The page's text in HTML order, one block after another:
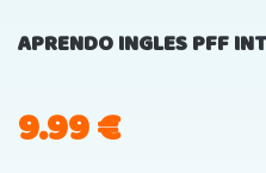
APRENDO INGLES PFF
9.99€